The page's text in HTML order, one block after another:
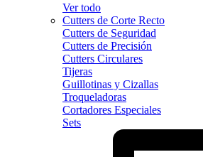
Ver todo
Cutters de Corte Recto
Cutters de Seguridad
Cutters de Precisión
Cutters Circulares
Tijeras
Guillotinas y Cizallas
Troqueladoras
Cortadores Especiales
Sets